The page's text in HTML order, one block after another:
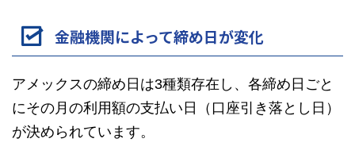
金融機関によって締め日が変化
アメックスの締め日は3種類存在し、各締め日ごと
にその月の利用額の支払い日（口座引き落とし日）
が決められています。